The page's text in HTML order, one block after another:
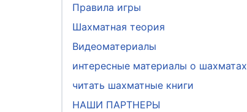
Правила игры
Шахматная теория
Видеоматериалы
интересные материалы о шахматах
читать шахматные книги
НАШИ ПАРТНЕРЫ